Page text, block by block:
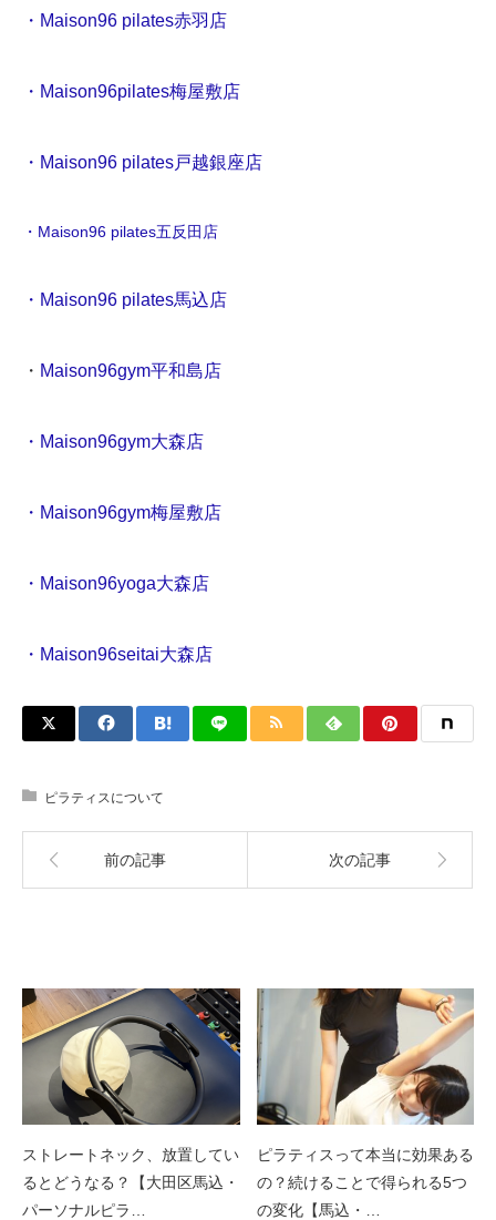
・Maison96 pilates赤羽店
・Maison96pilates梅屋敷店
・Maison96 pilates戸越銀座店
・Maison96 pilates五反田店
・Maison96 pilates馬込店
・ Maison96gym平和島店
・Maison96gym大森店
・Maison96gym梅屋敷店
・Maison96yoga大森店
・Maison96seitai大森店
ピラティスについて
前の記事 次の記事
ストレートネック、放置してい
るとどうなる？【大田区馬込・
パーソナルピラ…
ピラティスって本当に効果ある
の？続けることで得られる5つ
の変化【馬込・…